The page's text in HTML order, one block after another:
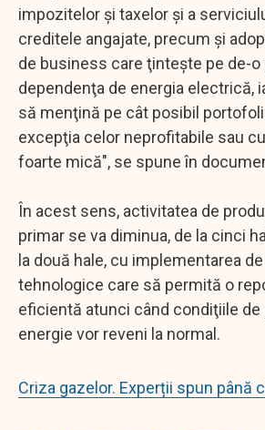
impozitelor şi taxelor şi a
creditele angajate, precum şi
de business care ţinteşte pe de-
dependenţa de energia electrică,
să menţină pe cât posibil
excepţia celor neprofitabile sau
foarte mică", se spune în
În acest sens, activitatea de
primar se va diminua, de la cinci
la două hale, cu implementarea
tehnologice care să permită o
eficientă atunci când condiţiile de
energie vor reveni la normal.
Criza gazelor. Experții spun până